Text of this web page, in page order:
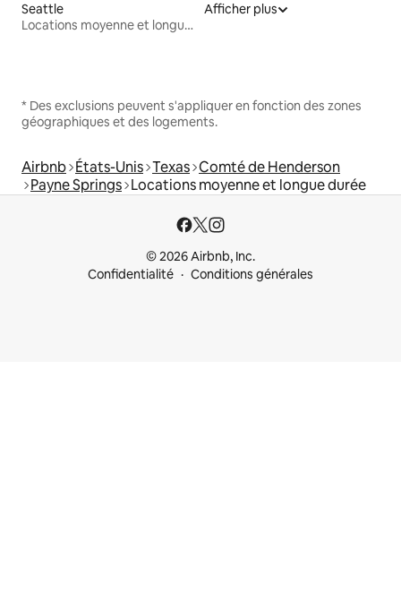
Seattle
Locations moyenne et longue durée
Afficher plus
* Des exclusions peuvent s'appliquer en fonction des zones
géographiques et des logements.
Airbnb États-Unis Texas Comté de Henderson
Payne Springs Locations moyenne et longue durée
© 2026 Airbnb, Inc.
Confidentialité
Conditions générales